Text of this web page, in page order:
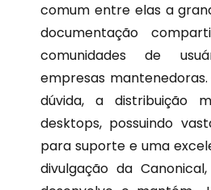
comum entre elas a
documentação
comunidades de
empresas
dúvida, a distribuição
desktops, possuindo
para suporte e uma
divulgação da